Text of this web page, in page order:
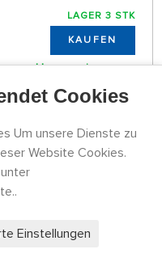
LAGER 3 STK
KAUFEN
zu Hause sein
Cookies
Um unsere Dienste zu
Website Cookies.
Einstellungen